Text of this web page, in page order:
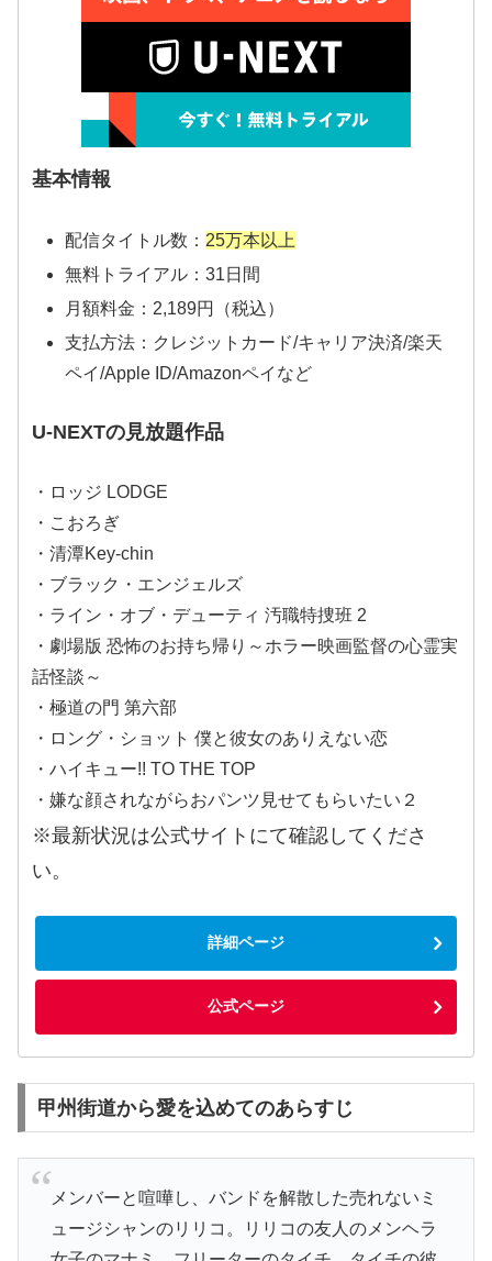
基本情報
配信タイトル数： 25万本以上
無料トライアル：31日間
月額料金：2,189円（税込）
支払方法：クレジットカード/キャリア決済/楽天
ペイ/Apple ID/Amazonペイなど
U-NEXTの見放題作品
・ロッジ LODGE
・こおろぎ
・清潭Key-chin
・ブラック・エンジェルズ
・ライン・オブ・デューティ 汚職特捜班 2
・劇場版 恐怖のお持ち帰り～ホラー映画監督の心霊実
話怪談～
・極道の門 第六部
・ロング・ショット 僕と彼女のありえない恋
・ハイキュー!! TO THE TOP
・嫌な顔されながらおパンツ見せてもらいたい２
※最新状況は公式サイトにて確認してくださ
い。
詳細ページ
公式ページ
甲州街道から愛を込めてのあらすじ
メンバーと喧嘩し、バンドを解散した売れないミ
ュージシャンのリリコ。リリコの友人のメンヘラ